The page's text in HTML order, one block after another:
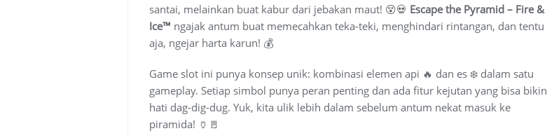
santai, melainkan buat kabur dari jebakan maut! 😵💀 Escape the Pyramid – Fire &
Ice™ ngajak antum buat memecahkan teka-teki, menghindari rintangan, dan tentu
aja, ngejar harta karun! 💰
Game slot ini punya konsep unik: kombinasi elemen api 🔥 dan es ❄️ dalam satu
gameplay. Setiap simbol punya peran penting dan ada fitur kejutan yang bisa bikin
hati dag-dig-dug. Yuk, kita ulik lebih dalam sebelum antum nekat masuk ke
piramida! 🏺🚪